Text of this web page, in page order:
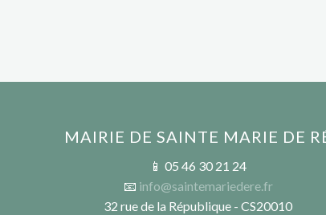
MAIRIE DE SAINTE MARIE DE
📱 05 46 30 21 24
📧 info@saintemariedere.fr
32 rue de la République - CS20010